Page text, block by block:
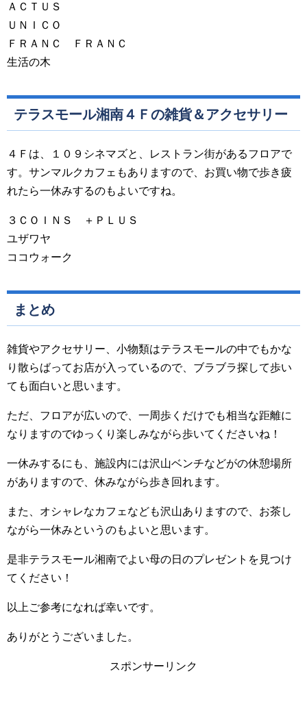
ＡＣＴＵＳ
ＵＮＩＣＯ
ＦＲＡＮＣ ＦＲＡＮＣ
生活の木
テラスモール湘南４Ｆの雑貨＆アクセサリー
４Ｆは、１０９シネマズと、レストラン街があるフロアで
す。サンマルクカフェもありますので、お買い物で歩き疲
れたら一休みするのもよいですね。
３ＣＯＩＮＳ ＋ＰＬＵＳ
ユザワヤ
ココウォーク
まとめ
雑貨やアクセサリー、小物類はテラスモールの中でもかな
り散らばってお店が入っているので、ブラブラ探して歩い
ても面白いと思います。
ただ、フロアが広いので、一周歩くだけでも相当な距離に
なりますのでゆっくり楽しみながら歩いてくださいね！
一休みするにも、施設内には沢山ベンチなどがの休憩場所
がありますので、休みながら歩き回れます。
また、オシャレなカフェなども沢山ありますので、お茶し
ながら一休みというのもよいと思います。
是非テラスモール湘南でよい母の日のプレゼントを見つけ
てください！
以上ご参考になれば幸いです。
ありがとうございました。
スポンサーリンク